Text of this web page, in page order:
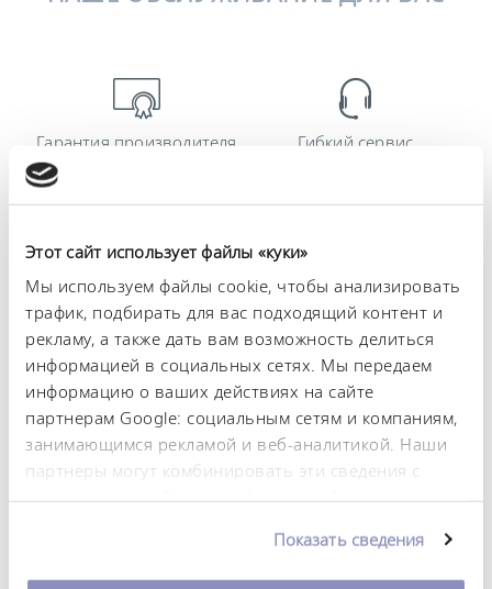
Этот сайт использует файлы «куки»
Мы используем файлы cookie, чтобы анализировать
трафик, подбирать для вас подходящий контент и
рекламу, а также дать вам возможность делиться
информацией в социальных сетях. Мы передаем
информацию о ваших действиях на сайте
партнерам Google: социальным сетям и компаниям,
занимающимся рекламой и веб-аналитикой. Наши
партнеры могут комбинировать эти сведения с
предоставленной вами информацией, а также
использовании вами их сервисов. Вы можете
изменить или отозвать свое согласие в любое
Показать сведения
Гарантия производителя
Гибкий сервис
Ввод в эксплуатацию и
техническое
обслуживание
Обучение
Тестирование и модернизация систем